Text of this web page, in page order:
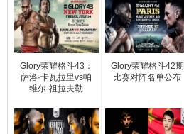
Glory荣耀格斗43：
萨洛·卡瓦拉里vs帕
维尔·祖拉夫勒
Glory荣耀格斗42期
比赛对阵名单公布